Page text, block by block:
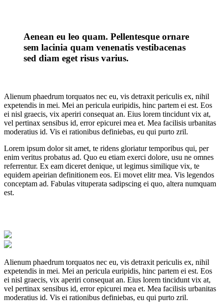
Aenean eu leo quam. Pellentesque ornare
sem lacinia quam venenatis vestibacenas
sed diam eget risus varius.
Alienum phaedrum torquatos nec eu, vis detraxit periculis ex, nihil
expetendis in mei. Mei an pericula euripidis, hinc partem ei est. Eos
ei nisl graecis, vix aperiri consequat an. Eius lorem tincidunt vix at,
vel pertinax sensibus id, error epicurei mea et. Mea facilisis urbanitas
moderatius id. Vis ei rationibus definiebas, eu qui purto zril.
Lorem ipsum dolor sit amet, te ridens gloriatur temporibus qui, per
enim veritus probatus ad. Quo eu etiam exerci dolore, usu ne omnes
referrentur. Ex eam diceret denique, ut legimus similique vix, te
equidem apeirian definitionem eos. Ei movet elitr mea. Vis legendos
conceptam ad. Fabulas vituperata sadipscing ei quo, altera numquam
est.
Alienum phaedrum torquatos nec eu, vis detraxit periculis ex, nihil
expetendis in mei. Mei an pericula euripidis, hinc partem ei est. Eos
ei nisl graecis, vix aperiri consequat an. Eius lorem tincidunt vix at,
vel pertinax sensibus id, error epicurei mea et. Mea facilisis urbanitas
moderatius id. Vis ei rationibus definiebas, eu qui purto zril.